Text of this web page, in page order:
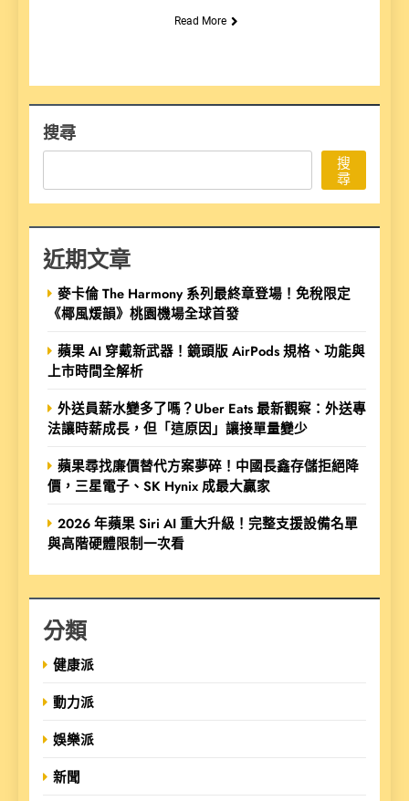
Read More
搜尋
搜
尋
近期文章
麥卡倫 The Harmony 系列最終章登場！免稅限定
《椰風煖韻》桃園機場全球首發
蘋果 AI 穿戴新武器！鏡頭版 AirPods 規格、功能與
上市時間全解析
外送員薪水變多了嗎？Uber Eats 最新觀察：外送專
法讓時薪成長，但「這原因」讓接單量變少
蘋果尋找廉價替代方案夢碎！中國長鑫存儲拒絕降
價，三星電子、SK Hynix 成最大贏家
2026 年蘋果 Siri AI 重大升級！完整支援設備名單
與高階硬體限制一次看
分類
健康派
動力派
娛樂派
新聞